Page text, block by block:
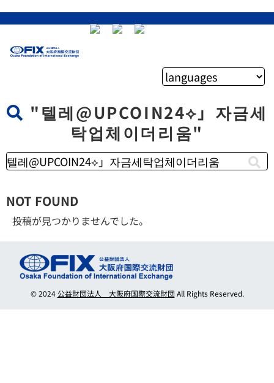
"텔레@UPCOIN24⟡」자금세
탁업체이더리움"
NOT FOUND
投稿が見つかりませんでした。
© 2024公益財団法人 大阪府国際交流財団 All Rights Reserved.